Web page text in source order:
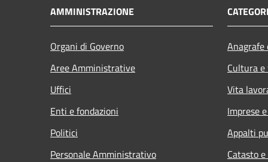
AMMINISTRAZIONE
Organi di Governo
Aree Amministrative
Uffici
Enti e fondazioni
Politici
Personale Amministrativo
Cultura
Vita
Imprese
Appalti
Catasto